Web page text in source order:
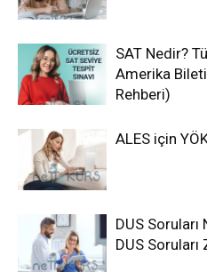
SAT Nedir?
Amerika
Rehberi)
ALES için
DUS Soruları
DUS Soruları